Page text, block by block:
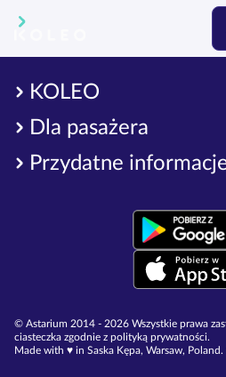
KOLEO
Dla pasażera
Przydatne
© Astarium 2014 - 2026 Wszystkie prawa
ciasteczka zgodnie z polityką prywatności.
Made with ♥︎ in Saska Kępa, Warsaw,